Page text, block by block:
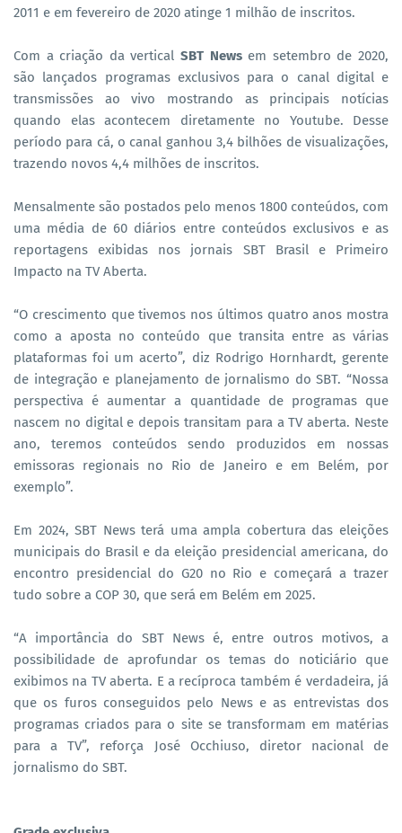
2011 e em fevereiro de 2020 atinge 1 milhão de inscritos.
Com a criação da vertical SBT Newsem setembro de 2020,
são lançados programas exclusivos para o canal digital e
transmissões ao vivo mostrando as principais notícias
quando elas acontecem diretamente no Youtube. Desse
período para cá, o canal ganhou 3,4 bilhões de visualizações,
trazendo novos 4,4 milhões de inscritos.
Mensalmente são postados pelo menos 1800 conteúdos, com
uma média de 60 diários entre conteúdos exclusivos e as
reportagens exibidas nos jornais SBT Brasil e Primeiro
Impacto na TV Aberta.
“O crescimento que tivemos nos últimos quatro anos mostra
como a aposta no conteúdo que transita entre as várias
plataformas foi um acerto”, diz Rodrigo Hornhardt, gerente
de integração e planejamento de jornalismo do SBT. “Nossa
perspectiva é aumentar a quantidade de programas que
nascem no digital e depois transitam para a TV aberta. Neste
ano, teremos conteúdos sendo produzidos em nossas
emissoras regionais no Rio de Janeiro e em Belém, por
exemplo”.
Em 2024, SBT News terá uma ampla cobertura das eleições
municipais do Brasil e da eleição presidencial americana, do
encontro presidencial do G20 no Rio e começará a trazer
tudo sobre a COP 30, que será em Belém em 2025.
“A importância do SBT News é, entre outros motivos, a
possibilidade de aprofundar os temas do noticiário que
exibimos na TV aberta. E a recíproca também é verdadeira, já
que os furos conseguidos pelo News e as entrevistas dos
programas criados para o site se transformam em matérias
para a TV”, reforça José Occhiuso, diretor nacional de
jornalismo do SBT.